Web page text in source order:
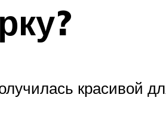
красивой